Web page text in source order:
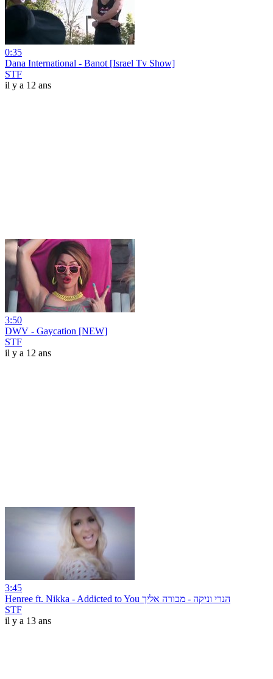
0:35
Dana International - Banot [Israel Tv Show]
STF
il y a 12 ans
3:50
DWV - Gaycation [NEW]
STF
il y a 12 ans
3:45
Henree ft. Nikka - Addicted to You הנרי וניקה - מכורה אליך
STF
il y a 13 ans